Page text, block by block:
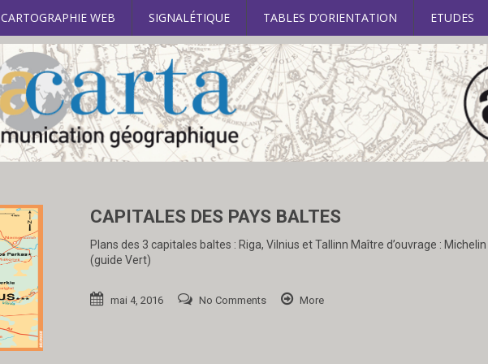
CARTOGRAPHIE WEB SIGNALÉTIQUE TABLES D’ORIENTATION ETUDES
CAPITALES DES PAYS BALTES
Plans des 3 capitales baltes : Riga, Vilnius et Tallinn Maître d’ouvrage : Michelin
(guide Vert)
mai 4, 2016 No Comments More